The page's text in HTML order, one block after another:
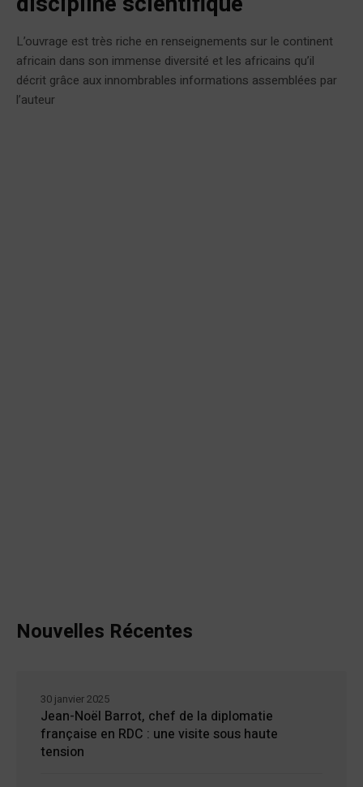
L’ouvrage est très riche en renseignements sur le continent
africain dans son immense diversité et les africains qu’il
décrit grâce aux innombrables informations assemblées par
l’auteur
Nouvelles Récentes
Jean-Noël Barrot, chef de la diplomatie
française en RDC : une visite sous haute
tension
30 janvier 2025